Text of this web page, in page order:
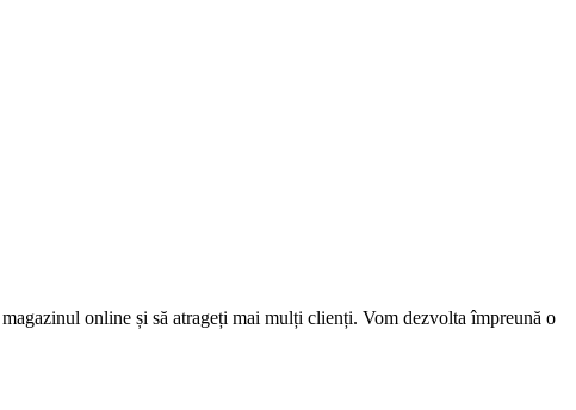
online și să atrageți mai mulți clienți. Vom dezvolta împreună o